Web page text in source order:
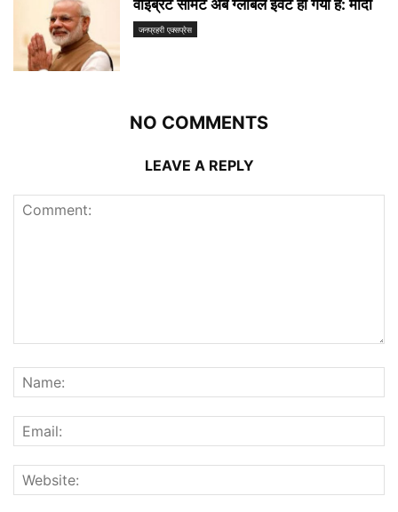
वाइब्रेंट समिट अब ग्लोबल इवेंट हो गया है: मोदी
जनप्रहरी एक्सप्रेस
NO COMMENTS
LEAVE A REPLY